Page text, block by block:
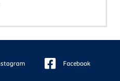
Facebook